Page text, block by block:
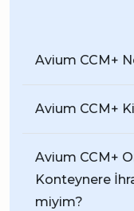
Avium CCM+
Avium CCM+
Avium CCM+
Konteynere
miyim?